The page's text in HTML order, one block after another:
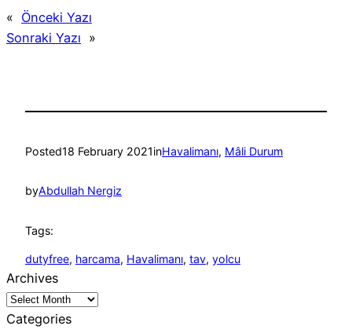
« Önceki Yazı
Sonraki Yazı »
Posted18 February 2021inHavalimanı, Mâli Durum
byAbdullah Nergiz
Tags:
dutyfree, harcama, Havalimanı, tav, yolcu
Archives
Categories